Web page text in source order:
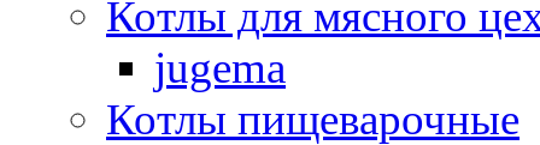
Котлы для мясного
jugema
Котлы пищеварочные